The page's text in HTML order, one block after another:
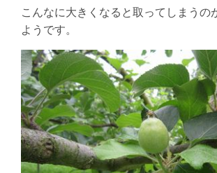
こんなに大きくなると取ってしまうの
ようです。